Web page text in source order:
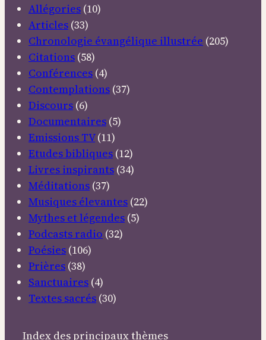
Allégories (10)
Articles (33)
Chronologie évangélique illustrée (205)
Citations (58)
Conférences (4)
Contemplations (37)
Discours (6)
Documentaires (5)
Emissions TV(11)
Etudes bibliques (12)
Livres inspirants (34)
Méditations (37)
Musiques élevantes (22)
Mythes et légendes (5)
Podcasts radio (32)
Poésies (106)
Prières (38)
Sanctuaires (4)
Textes sacrés (30)
Index des principaux thèmes